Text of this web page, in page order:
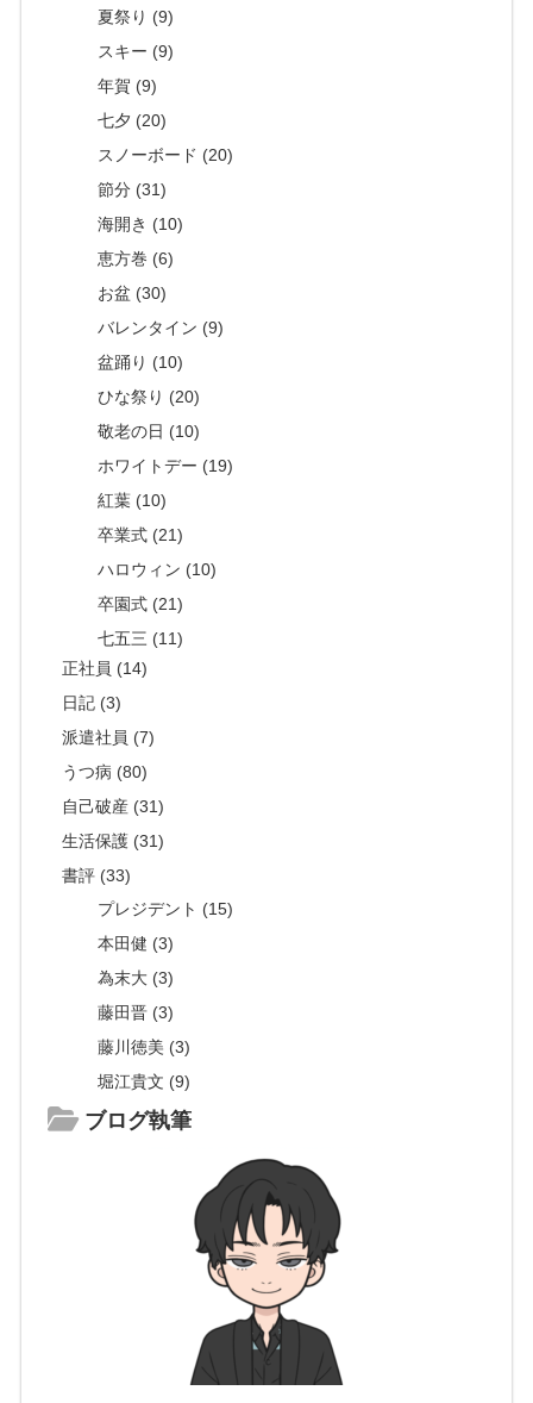
夏祭り (9)
スキー (9)
年賀 (9)
七夕 (20)
スノーボード (20)
節分 (31)
海開き (10)
恵方巻 (6)
お盆 (30)
バレンタイン (9)
盆踊り (10)
ひな祭り (20)
敬老の日 (10)
ホワイトデー (19)
紅葉 (10)
卒業式 (21)
ハロウィン (10)
卒園式 (21)
七五三 (11)
正社員 (14)
日記 (3)
派遣社員 (7)
うつ病 (80)
自己破産 (31)
生活保護 (31)
書評 (33)
プレジデント (15)
本田健 (3)
為末大 (3)
藤田晋 (3)
藤川徳美 (3)
堀江貴文 (9)
ブログ執筆